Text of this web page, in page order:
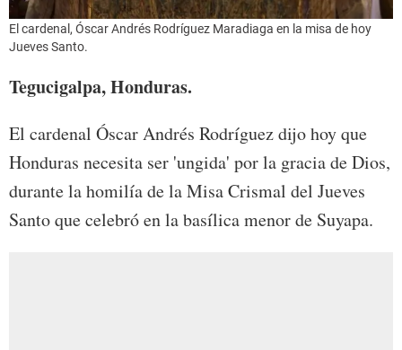
El cardenal, Óscar Andrés Rodríguez Maradiaga en la misa de hoy
Jueves Santo.
Tegucigalpa, Honduras.
El cardenal Óscar Andrés Rodríguez dijo hoy que
Honduras necesita ser 'ungida' por la gracia de Dios,
durante la homilía de la Misa Crismal del Jueves
Santo que celebró en la basílica menor de Suyapa.